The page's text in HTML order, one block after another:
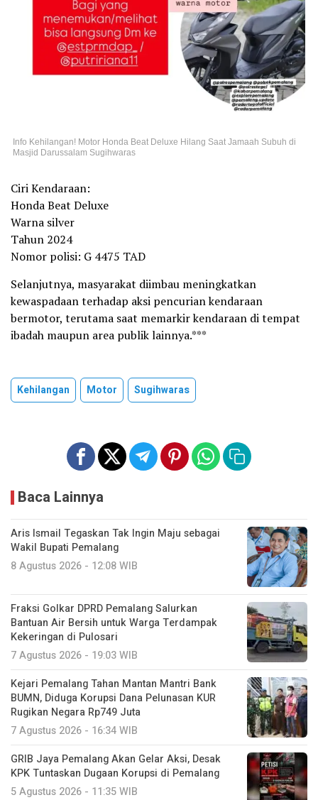
Info Kehilangan! Motor Honda Beat Deluxe Hilang Saat Jamaah Subuh di
Masjid Darussalam Sugihwaras
Ciri Kendaraan:
Honda Beat Deluxe
Warna silver
Tahun 2024
Nomor polisi: G 4475 TAD
Selanjutnya, masyarakat diimbau meningkatkan
kewaspadaan terhadap aksi pencurian kendaraan
bermotor, terutama saat memarkir kendaraan di tempat
ibadah maupun area publik lainnya.***
Kehilangan Motor Sugihwaras
Baca Lainnya
Aris Ismail Tegaskan Tak Ingin Maju sebagai
Wakil Bupati Pemalang
8 Agustus 2026 - 12:08 WIB
Fraksi Golkar DPRD Pemalang Salurkan
Bantuan Air Bersih untuk Warga Terdampak
Kekeringan di Pulosari
7 Agustus 2026 - 19:03 WIB
Kejari Pemalang Tahan Mantan Mantri Bank
BUMN, Diduga Korupsi Dana Pelunasan KUR
Rugikan Negara Rp749 Juta
7 Agustus 2026 - 16:34 WIB
GRIB Jaya Pemalang Akan Gelar Aksi, Desak
KPK Tuntaskan Dugaan Korupsi di Pemalang
5 Agustus 2026 - 11:35 WIB